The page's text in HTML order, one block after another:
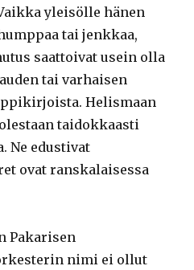
yleisölle hänen
tai jenkkaa,
saattoivat usein olla
tai varhaisen
Helismaan
taidokkaasti
Ne edustivat
ovat ranskalaisessa
Pakarisen
nimi ei ollut